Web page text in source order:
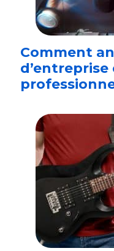
Comment